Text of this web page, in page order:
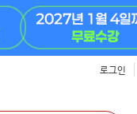
로그인